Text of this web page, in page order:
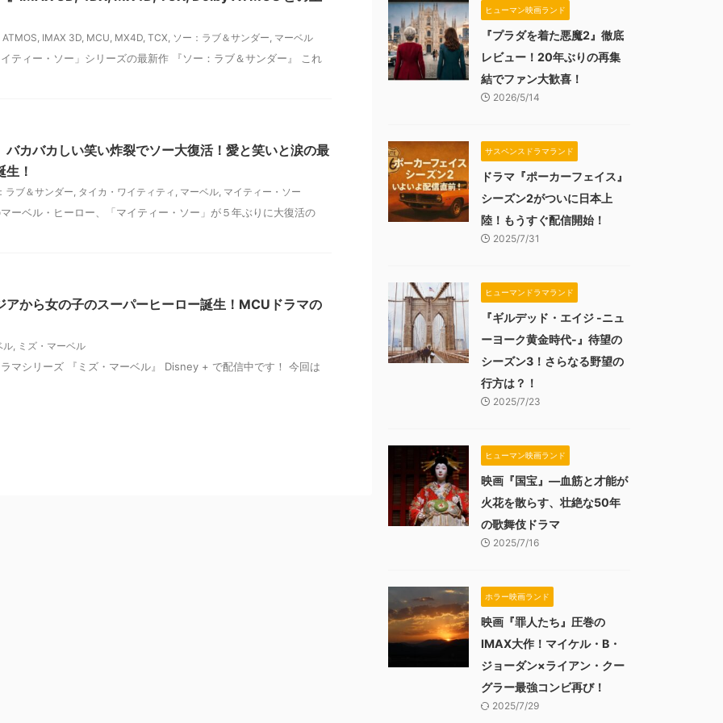
, IMAX 3D, MCU, MX4D, TCX, ソー：ラブ＆サンダー, マーベル
ティー・ソー」シリーズの最新作 『ソー：ラブ＆サンダー』 これ
バカバカしい笑い炸裂でソー大復活！愛と笑いと涙の最
！
ラブ＆サンダー, タイカ・ワイティティ , マーベル, マイティー・ソー
ーベル・ヒーロー、「マイティー・ソー」が５年ぶりに大復活の
アから女の子のスーパーヒーロー誕生！MCUドラマの
ル, ミズ・マーベル
マシリーズ 『ミズ・マーベル』 Disney + で配信中です！ 今回は
ヒューマン映画ランド
『プラダを着た悪魔2』徹底
レビュー！20年ぶりの再集
結でファン大歓喜！
2026/5/14
サスペンスドラマランド
ドラマ『ポーカーフェイス』
シーズン2がついに日本上
陸！もうすぐ配信開始！
2025/7/31
ヒューマンドラマランド
『ギルデッド・エイジ -ニュ
ーヨーク黄金時代-』待望の
シーズン3！さらなる野望の
行方は？！
2025/7/23
ヒューマン映画ランド
映画『国宝』―血筋と才能が
火花を散らす、壮絶な50年
の歌舞伎ドラマ
2025/7/16
ホラー映画ランド
映画『罪人たち』圧巻の
IMAX大作！マイケル・B・
ジョーダン×ライアン・クー
グラー最強コンビ再び！
2025/7/29